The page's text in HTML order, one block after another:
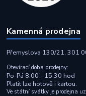
Kamenná prodejna
Přemyslova 130/21, 301
Otevírací doba prodejny:
Po-Pá 8:00 - 15:30 hod
Platit lze hotově i kartou.
Ve státní svátky je prodejna